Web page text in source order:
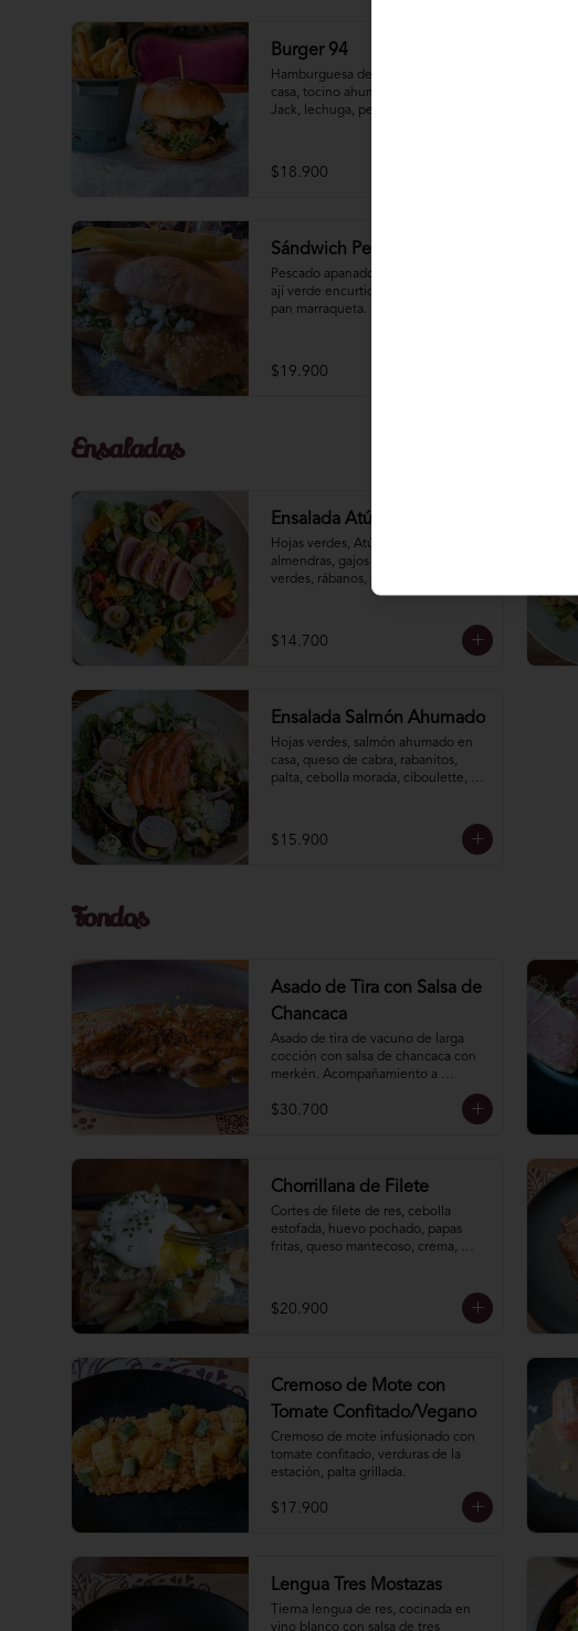
Burger 94
Hamburguesa de filete, salsa de la
casa, tocino ahumado, queso Pepper
Jack, lechuga, pepinillos artesanales,
$18.900
Sándwich Pescado Frito
Pescado apanado, cebolla morada,
ají­ verde encurtido, y salsa tártara en
pan marraqueta.
$19.900
Ensaladas
Ensalada Atún Sellado
Hojas verdes, Atún sellado con
almendras, gajos cítricos, aceitunas
verdes, rábanos, palta y tomate
cherry. Aliño de soya limón.
$14.700
Ensalada Salmón Ahumado
Hojas verdes, salmón ahumado en
casa, queso de cabra, rabanitos,
palta, cebolla morada, ciboulette,
$15.900
Fondos
Asado de Tira con Salsa de
Chancaca
Asado de tira de vacuno de larga
cocción con salsa de chancaca con
merkén. Acompañamiento a
$30.700
Chorrillana de Filete
Cortes de filete de res, cebolla
estofada, huevo pochado, papas
fritas, queso mantecoso, crema,
$20.900
Cremoso de Mote con
Tomate Confitado/Vegano
Cremoso de mote infusionado con
tomate confitado, verduras de la
estación, palta grillada.
$17.900
Lengua Tres Mostazas
Tierna lengua de res, cocinada en
vino blanco con salsa de tres